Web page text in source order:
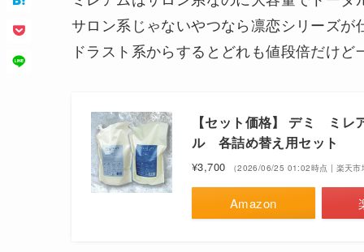
サロン系じゃないやつなら凛恋シリーズ
ドラスト系からするとどれも値段倍だけ
【セット価格】 デミ ミ
ル 各詰め替え用セット
¥3,700 （2026/06/25 01:02時点 | 楽天市
Amazon